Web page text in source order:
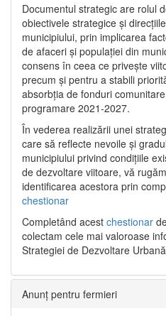
Documentul strategic are rolul
obiectivele strategice și
municipiului, prin implicarea
de afaceri și populației din
consens în ceea ce privește
precum și pentru a stabili
absorbția de fonduri
programare 2021-2027.
În vederea realizării unei
care să reflecte nevoile și
municipiului privind condițiile
de dezvoltare viitoare, vă
identificarea acestora prin
chestionar
Completând acest chestionar
colectam cele mai valoroase
Strategiei de Dezvoltare
Anunț pentru fermieri